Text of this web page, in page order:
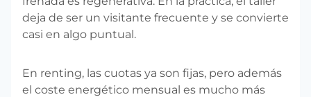
deja de ser un visitante frecuente y se convierte
casi en algo puntual.
En renting, las cuotas ya son fijas, pero además
el coste energético mensual es mucho más